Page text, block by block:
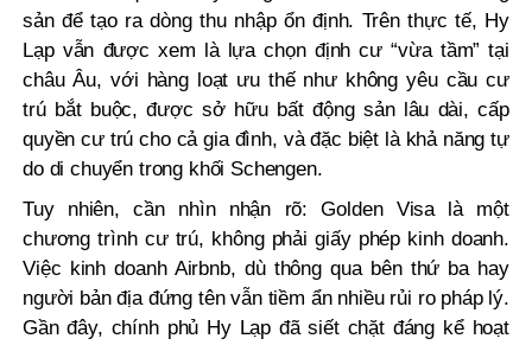
sản để tạo ra dòng thu nhập ổn định. Trên thực tế, Hy
Lạp vẫn được xem là lựa chọn định cư “vừa tầm” tại
châu Âu, với hàng loạt ưu thế như không yêu cầu cư
trú bắt buộc, được sở hữu bất động sản lâu dài, cấp
quyền cư trú cho cả gia đình, và đặc biệt là khả năng tự
do di chuyển trong khối Schengen.
Tuy nhiên, cần nhìn nhận rõ: Golden Visa là một
chương trình cư trú, không phải giấy phép kinh doanh.
Việc kinh doanh Airbnb, dù thông qua bên thứ ba hay
người bản địa đứng tên vẫn tiềm ẩn nhiều rủi ro pháp lý.
Gần đây, chính phủ Hy Lạp đã siết chặt đáng kể hoạt